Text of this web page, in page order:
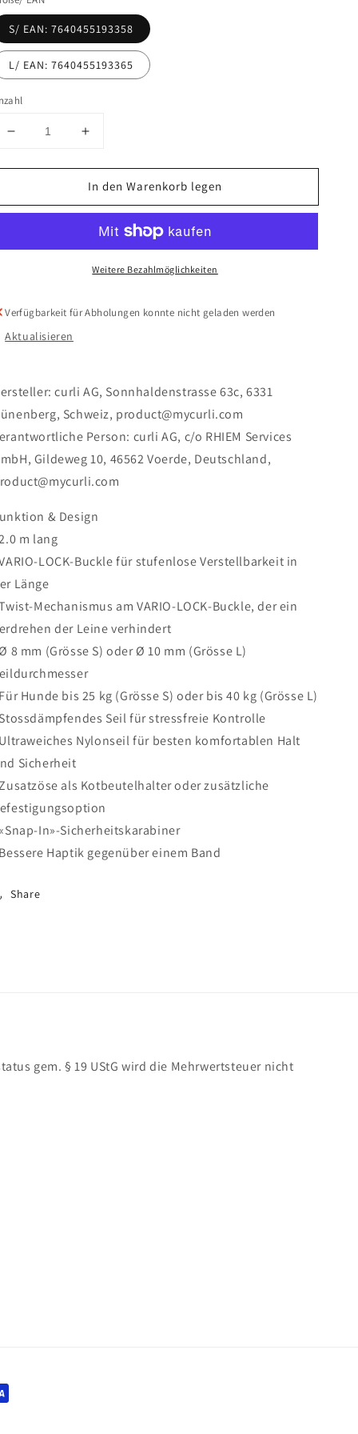
S/ EAN: 7640455193358
L/ EAN: 7640455193365
Verringere
Menge
Vario
Erhöhe
Menge
für
Vario
Comfort
Leash
In den Warenkorb legen
Weitere Bezahlmöglichkeiten
Verfügbarkeit für Abholungen konnte nicht geladen werden
Aktualisieren
curli AG, Sonnhaldenstrasse 63c, 6331
Schweiz, product@mycurli.com
Person: curli AG, c/o RHIEM Services
Gildeweg 10, 46562 Voerde, Deutschland,
& Design
m lang
VARIO-LOCK-Buckle für stufenlose Verstellbarkeit in
Länge
Twist-Mechanismus am VARIO-LOCK-Buckle, der ein
der Leine verhindert
Ø 8 mm (Grösse S) oder Ø 10 mm (Grösse L)
Für Hunde bis 25 kg (Grösse S) oder bis 40 kg (Grösse L)
Stossdämpfendes Seil für stressfreie Kontrolle
Ultraweiches Nylonseil für besten komfortablen Halt
Sicherheit
Zusatzöse als Kotbeutelhalter oder zusätzliche
«Snap-In»-Sicherheitskarabiner
Bessere Haptik gegenüber einem Band
Share
gem. § 19 UStG wird die Mehrwertsteuer nicht